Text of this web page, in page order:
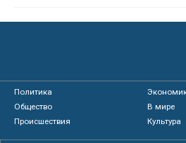
Политика
Общество
В мире
Происшествия
Культура